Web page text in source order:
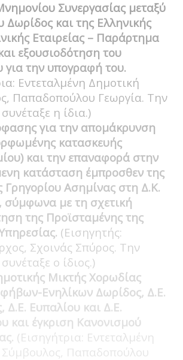
Συνεργασίας μεταξύ
Δωρίδος και της Ελληνικής
Εταιρείας – Παράρτημα
εξουσιοδότηση του
την υπογραφή του.
Εντεταλμένη Δημοτική
Παπαδοπούλου Γεωργία. Την
η ίδια.)
για την απομάκρυνση
κατασκευής
και την επαναφορά στην
κατάσταση έμπροσθεν της
Γρηγορίου Ασημίνας στη Δ.Κ.
σύμφωνα με τη σχετική
της Προϊσταμένης της
(Εισηγητής:
Σχοινάς Σπύρος. Την
ο ίδιος.)
Μικτής Χορωδίας
Ενηλίκων Δωρίδος, Δ.Ε.
Δ.Ε. Ευπαλίου και Δ.Ε.
και έγκριση Κανονισμού
(Εισηγήτρια: Εντεταλμένη
Σύμβουλος, Παπαδοπούλου